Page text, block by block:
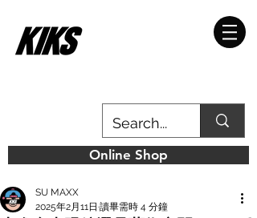
Online Shop
SU MAXX
2025年2月11日 讀畢需時 4 分鐘